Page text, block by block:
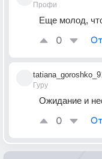
Профи
Еще молод,
0
tatiana_goroshko_9
Гуру
Ожидание и
0